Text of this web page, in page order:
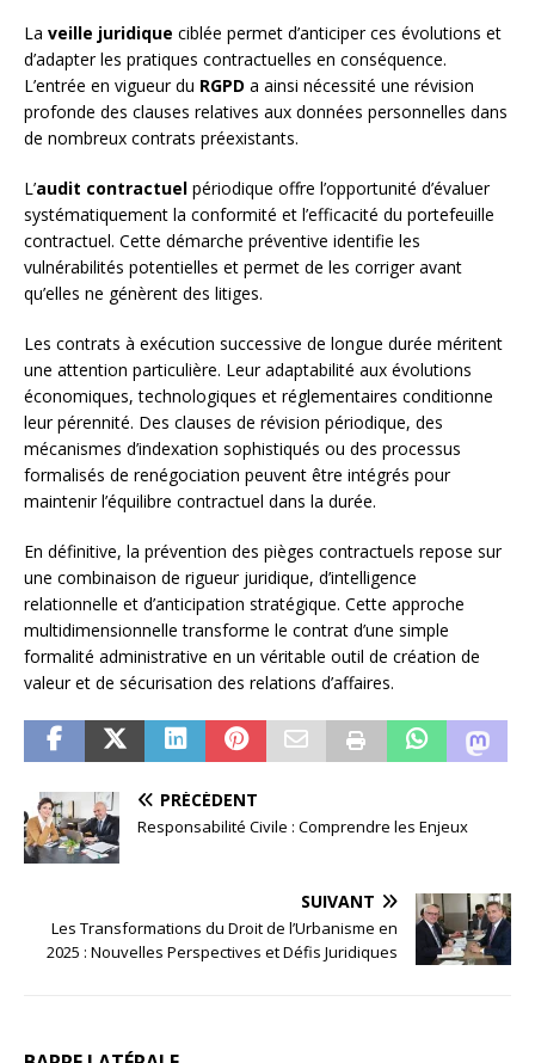
La veille juridique ciblée permet d’anticiper ces évolutions et
d’adapter les pratiques contractuelles en conséquence.
L’entrée en vigueur du RGPD a ainsi nécessité une révision
profonde des clauses relatives aux données personnelles dans
de nombreux contrats préexistants.
L’audit contractuel périodique offre l’opportunité d’évaluer
systématiquement la conformité et l’efficacité du portefeuille
contractuel. Cette démarche préventive identifie les
vulnérabilités potentielles et permet de les corriger avant
qu’elles ne génèrent des litiges.
Les contrats à exécution successive de longue durée méritent
une attention particulière. Leur adaptabilité aux évolutions
économiques, technologiques et réglementaires conditionne
leur pérennité. Des clauses de révision périodique, des
mécanismes d’indexation sophistiqués ou des processus
formalisés de renégociation peuvent être intégrés pour
maintenir l’équilibre contractuel dans la durée.
En définitive, la prévention des pièges contractuels repose sur
une combinaison de rigueur juridique, d’intelligence
relationnelle et d’anticipation stratégique. Cette approche
multidimensionnelle transforme le contrat d’une simple
formalité administrative en un véritable outil de création de
valeur et de sécurisation des relations d’affaires.
PRÉCÉDENT
Responsabilité Civile : Comprendre les Enjeux
SUIVANT
Les Transformations du Droit de l’Urbanisme en
2025 : Nouvelles Perspectives et Défis Juridiques